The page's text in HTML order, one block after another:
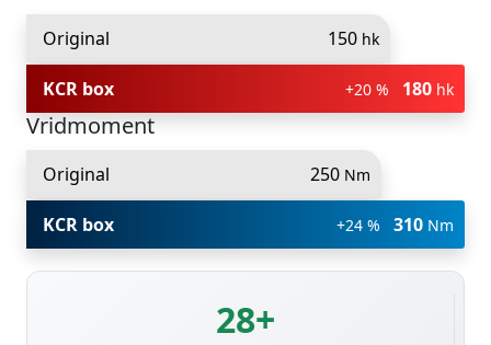
Original 150 hk
KCR box +20 % 180 hk
Vridmoment
Original 250 Nm
KCR box +24 % 310 Nm
28+